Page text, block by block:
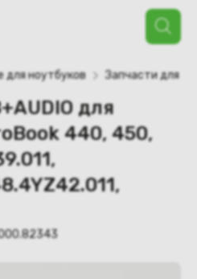
Поиск
товаров
ноутбуков Запчасти для
для
440, 450,